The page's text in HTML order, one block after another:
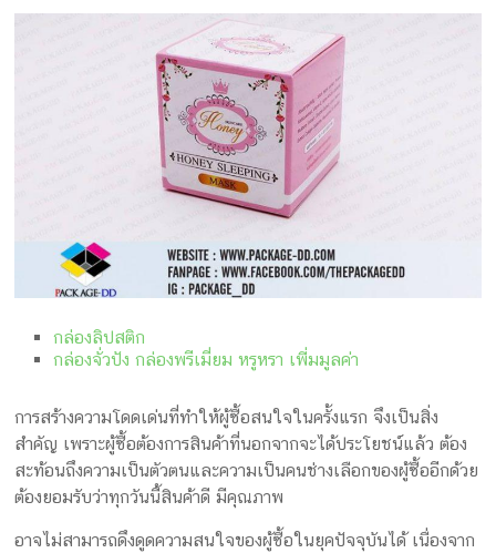
กล่องลิปสติก
กล่องจั่วปัง กล่องพรีเมี่ยม หรูหรา เพิ่่มมูลค่า
การสร้างความโดดเด่นที่ทำให้ผู้ซื้อสนใจในครั้งแรก จึงเป็นสิ่ง
สำคัญ เพราะผู้ซื้อต้องการสินค้าที่นอกจากจะได้ประโยชน์แล้ว ต้อง
สะท้อนถึงความเป็นตัวตนและความเป็นคนช่างเลือกของผู้ซื้ออีกด้วย​
ต้องยอมรับว่าทุกวันนี้สินค้าดี มีคุณภาพ
อาจไม่สามารถดึงดูดความสนใจของผู้ซื้อในยุคปัจจุบันได้ เนื่องจาก